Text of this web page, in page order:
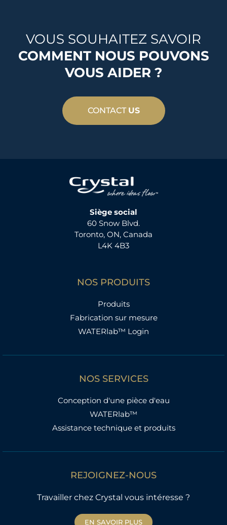
VOUS SOUHAITEZ SAVOIR
COMMENT NOUS POUVONS
VOUS AIDER ?
CONTACT US
Siège social
60 Snow Blvd.
Toronto, ON, Canada
L4K 4B3
NOS PRODUITS
Produits
Fabrication sur mesure
WATERlab™ Login
NOS SERVICES
Conception d'une pièce d'eau
WATERlab™
Assistance technique et produits
REJOIGNEZ-NOUS
Travailler chez Crystal vous intéresse ?
EN SAVOIR PLUS